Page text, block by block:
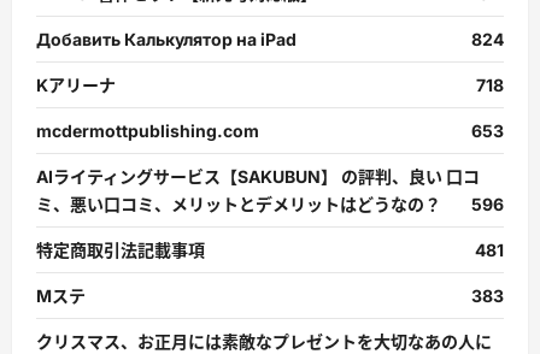
Добавить Калькулятор на iPad 824
Kアリーナ 718
mcdermottpublishing.com 653
AIライティングサービス【SAKUBUN】 の評判、良い 口コ
ミ、悪い口コミ、メリットとデメリットはどうなの？
596
特定商取引法記載事項 481
Mステ 383
クリスマス、お正月には素敵なプレゼントを大切なあの人に